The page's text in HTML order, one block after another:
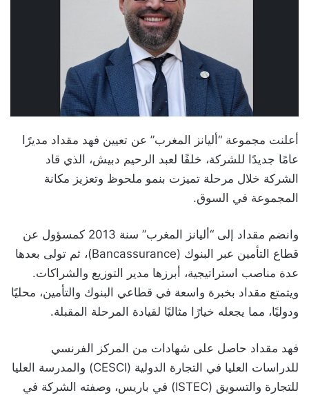
أعلنت مجموعة “أليانز المغرب” عن تعيين فهد مقداد مديرًا
عامًا جديدًا للشركة، خلفًا لعبد الرحيم دبيش، الذي قاد
الشركة خلال مرحلة تميزت بنمو ملحوظ وتعزيز مكانة
المجموعة في السوق.
وانضم مقداد إلى “أليانز المغرب” سنة 2013 كمسؤول عن
قطاع التأمين عبر البنوك (Bancassurance)، ثم تولى بعدها
عدة مناصب استراتيجية، أبرزها مدير التوزيع والشراكات.
ويتمتع مقداد بخبرة واسعة في قطاعي البنوك والتأمين، محليًا
ودوليًا، مما يجعله خيارًا مثاليًا لقيادة المرحلة المقبلة.
فهد مقداد حاصل على شهادات من المركز الفرنسي
للدراسات العليا في التجارة الدولية (CESCI) والمدرسة العليا
للتجارة والتسويق (ISTEC) في باريس، وصفته الشركة في